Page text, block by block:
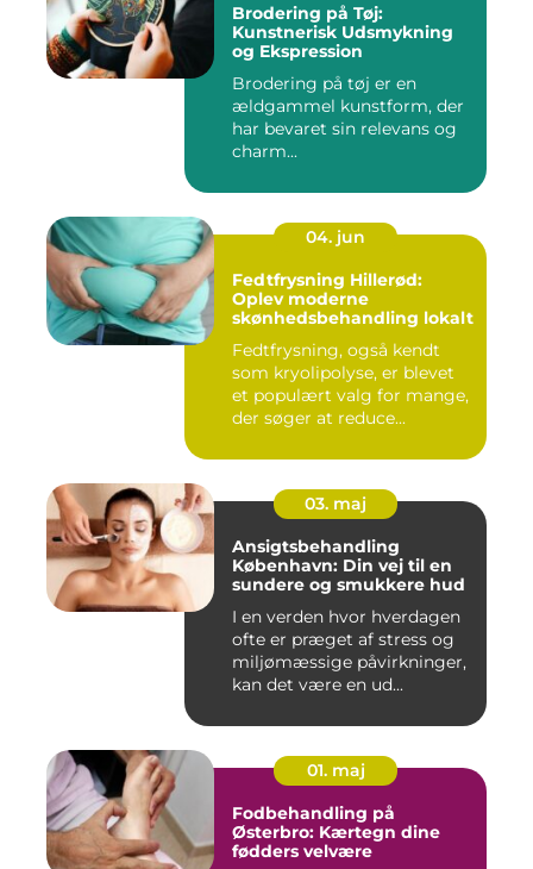
Brodering på Tøj:
Kunstnerisk Udsmykning
og Ekspression
Brodering på tøj er en
ældgammel kunstform, der
har bevaret sin relevans og
charm...
04. jun
Fedtfrysning Hillerød:
Oplev moderne
skønhedsbehandling lokalt
Fedtfrysning, også kendt
som kryolipolyse, er blevet
et populært valg for mange,
der søger at reduce...
03. maj
Ansigtsbehandling
København: Din vej til en
sundere og smukkere hud
I en verden hvor hverdagen
ofte er præget af stress og
miljømæssige påvirkninger,
kan det være en ud...
01. maj
Fodbehandling på
Østerbro: Kærtegn dine
fødders velvære